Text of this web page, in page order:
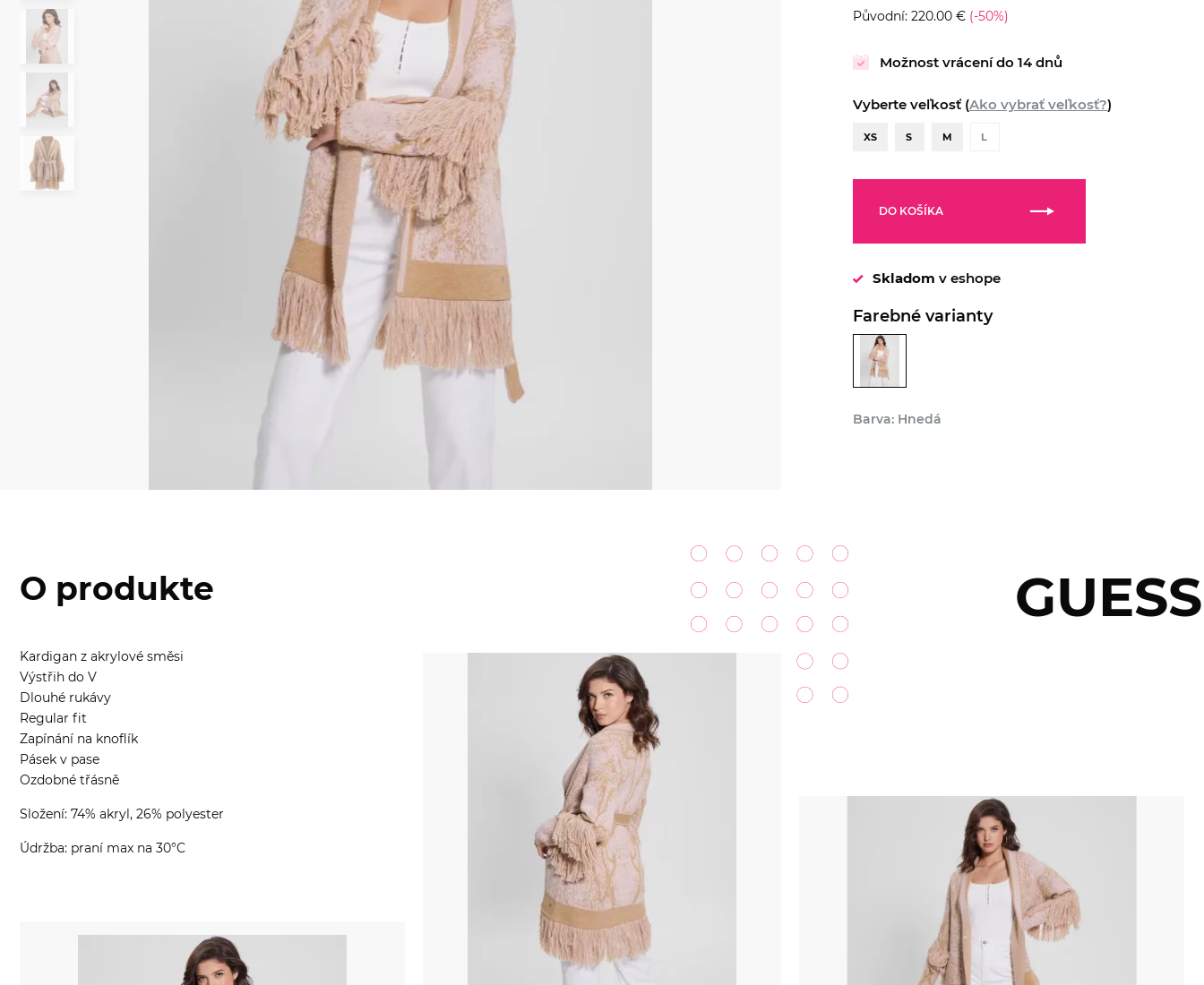
Původní: 220.00 € (-50%)
Možnost vrácení do 14 dnů
Vyberte veľkosť (Ako vybrať veľkosť?)
XS S M L
DO KOŠÍKA
Skladom v eshope
Farebné varianty
Barva: Hnedá
O produkte
Kardigan z akrylové směsi
Výstřih do V
Dlouhé rukávy
Regular fit
Zapínání na knoflík
Pásek v pase
Ozdobné třásně
Složení: 74% akryl, 26% polyester
Údržba: praní max na 30°C
GUESS